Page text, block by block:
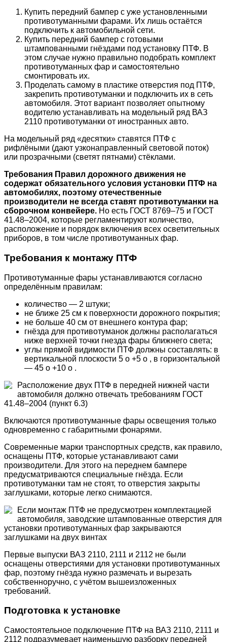
Купить передний бампер с уже установленными
противотуманными фарами. Их лишь остаётся
подключить к автомобильной сети.
Купить передний бампер с готовыми
штампованными гнёздами под установку ПТФ. В
этом случае нужно правильно подобрать комплект
противотуманных фар и самостоятельно
смонтировать их.
Проделать самому в пластике отверстия под ПТФ,
закрепить противотуманки и подключить их в сеть
автомобиля. Этот вариант позволяет опытному
водителю устанавливать на модельный ряд ВАЗ
2110 противотуманки от иностранных авто.
На модельный ряд «десятки» ставятся ПТФ с
рифлёными (дают узконаправленный световой поток)
или прозрачными (светят пятнами) стёклами.
Требования Правил дорожного движения не
содержат обязательного условия установки ПТФ на
автомобилях, поэтому отечественные
производители не всегда ставят противотуманки на
сборочном конвейере. Но есть ГОСТ 8769–75 и ГОСТ
41.48–2004, которые регламентируют количество,
расположение и порядок включения всех осветительных
приборов, в том числе противотуманных фар.
Требования к монтажу ПТФ
Противотуманные фары устанавливаются согласно
определённым правилам:
количество — 2 штуки;
не ближе 25 см к поверхности дорожного покрытия;
не больше 40 см от внешнего контура фар;
гнёзда для противотуманок должны располагаться
ниже верхней точки гнезда фары ближнего света;
углы прямой видимости ПТФ должны составлять: в
вертикальной плоскости 5 о +5 о , в горизонтальной
— 45 о +10 о .
Расположение двух ПТФ в передней нижней части
автомобиля должно отвечать требованиям ГОСТ
41.48–2004 (пункт 6.3)
Включаются противотуманные фары освещения только
одновременно с габаритными фонарями.
Современные марки транспортных средств, как правило,
оснащены ПТФ, которые устанавливают сами
производители. Для этого на переднем бампере
предусматриваются специальные гнёзда. Если
противотуманки там не стоят, то отверстия закрыты
заглушками, которые легко снимаются.
Если монтаж ПТФ не предусмотрен комплектацией
автомобиля, заводские штампованные отверстия для
установки противотуманных фар закрываются
заглушками на двух винтах
Первые выпуски ВАЗ 2110, 2111 и 2112 не были
оснащены отверстиями для установки противотуманных
фар, поэтому гнёзда нужно размечать и вырезать
собственноручно, с учётом вышеизложенных
требований.
Подготовка к установке
Самостоятельное подключение ПТФ на ВАЗ 2110, 2111 и
2112 подразумевает наименьшую разборку передней